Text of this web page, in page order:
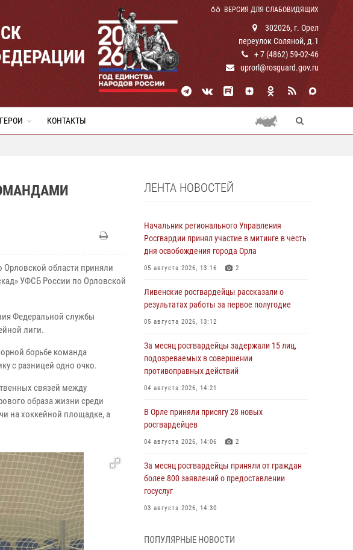
ВЕРСИЯ ДЛЯ СЛАБОВИДЯЩИХ
302026, г. Орел
переулок Соляной, д.1
+ 7 (4862) 59-02-46
uprorl@rosguard.gov.ru
ГЕРОИ КОНТАКТЫ
области приняли
УФСБ России по Орловской
Федеральной службы
лиги.
борьбе команда
с разницей одно очко.
связей между
образа жизни среди
на хоккейной площадке, а
ЛЕНТА НОВОСТЕЙ
Начальник регионального Управления
Росгвардии принял участие в митинге в честь
дня освобождения города Орла
05 августа 2026, 13:16 2
Ливенские росгвардейцы рассказали о
результатах работы за первое полугодие
05 августа 2026, 13:12
За месяц росгвардейцы задержали 15 лиц,
подозреваемых в совершении
противоправных действий
04 августа 2026, 14:21
В Орле приняли присягу 28 новых
росгвардейцев
04 августа 2026, 14:06 2
За месяц росгвардейцы приняли от граждан
более 800 заявлений о предоставлении
госуслуг
03 августа 2026, 14:30
время празднования Дня ВДВ
ПОПУЛЯРНЫЕ НОВОСТИ